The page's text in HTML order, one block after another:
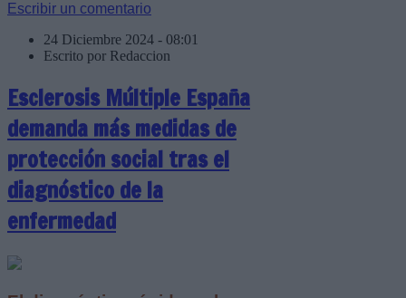
Escribir un comentario
24 Diciembre 2024 - 08:01
Escrito por Redaccion
Esclerosis Múltiple España
demanda más medidas de
protección social tras el
diagnóstico de la
enfermedad